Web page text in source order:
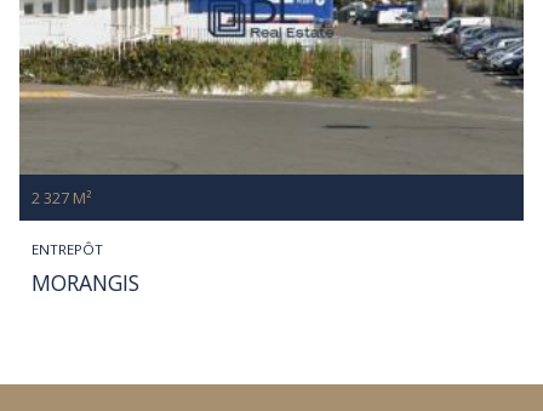
ENTREPÔT
MORANGIS
2 327 M²